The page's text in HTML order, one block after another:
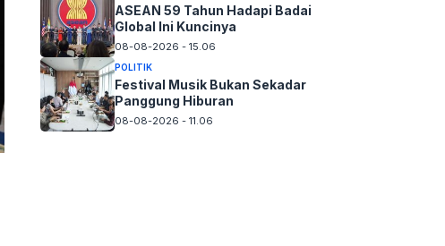
ASEAN 59 Tahun Hadapi Badai
Global Ini Kuncinya
08-08-2026 - 15.06
POLITIK
Festival Musik Bukan Sekadar
Panggung Hiburan
08-08-2026 - 11.06